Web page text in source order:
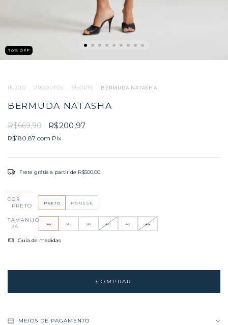
70% OFF
INÍCIO PRODUTOS SHORTS BERMUDA NATASHA
BERMUDA NATASHA
R$669,90 R$200,97
R$180,87 com Pix
Frete grátis a partir de R$500,00
COR
PRETO PRETO MOUSSE
TAMANHO
34 34 36 38 40 42 44
Guia de medidas
MEIOS DE PAGAMENTO